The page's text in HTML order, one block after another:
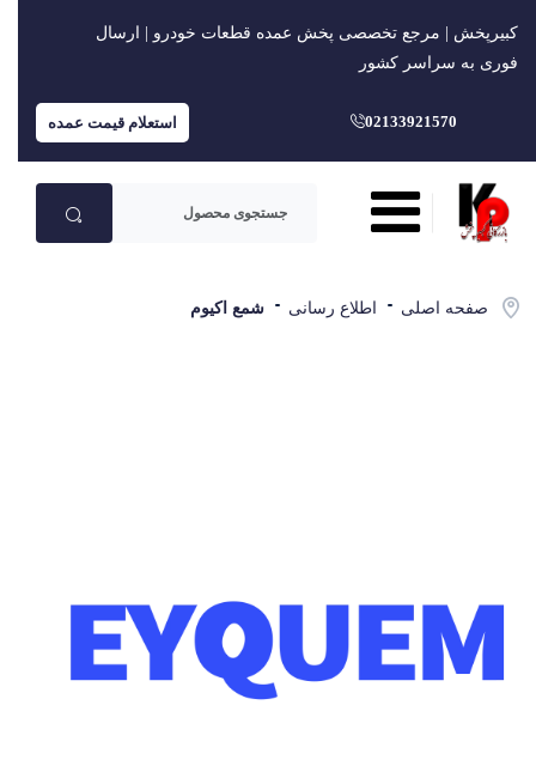
کبیرپخش | مرجع تخصصی پخش عمده قطعات خودرو | ارسال
فوری به سراسر کشور
02133921570 استعلام قیمت عمده
صفحه اصلی اطلاع رسانی شمع اکیوم